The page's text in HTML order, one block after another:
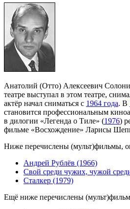
Анатолий (Отто) Алексеевич
театре выступал в этом театре,
актёр начал сниматься с 1964 года. В
становится профессиональным
в дилогии «Легенда о Тиле» (1976)
фильме «Восхождение» Ларисы
Ниже перечислены (мульт)фильмы,
Андрей Рублёв (1966)
Свой среди чужих, чужой
Сталкер (1979)
Ещё ниже перечислены